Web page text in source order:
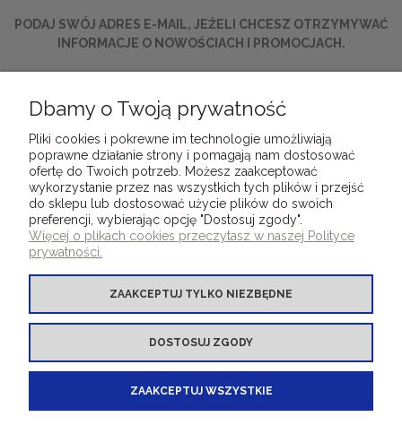
PODAJ SWÓJ ADRES E-MAIL, JEŻELI CHCESZ OTRZYMYWAĆ
INFORMACJE O NOWOŚCIACH I PROMOCJACH.
DLA KLIENTÓW
OFERTA INNE PRODUKTY
BOOKBINDINGMATERIALS.EU - your e-shop
for bookbinding covering materials
Dbamy o Twoją prywatność
Pliki cookies i pokrewne im technologie umożliwiają
poprawne działanie strony i pomagają nam dostosować
ofertę do Twoich potrzeb. Możesz zaakceptować
wykorzystanie przez nas wszystkich tych plików i przejść
do sklepu lub dostosować użycie plików do swoich
preferencji, wybierając opcję "Dostosuj zgody".
Więcej o plikach cookies przeczytasz w naszej Polityce
prywatności.
ZAAKCEPTUJ TYLKO NIEZBĘDNE
DOSTOSUJ ZGODY
ZAAKCEPTUJ WSZYSTKIE